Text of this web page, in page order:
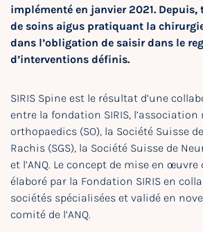
implémenté en janvier 2021.
de soins aigus pratiquant la
dans l’obligation de saisir dans le
d’interventions définis.
SIRIS Spine est le résultat d’une
entre la fondation SIRIS,
orthopaedics (SO), la Société Suisse
Rachis (SGS), la Société Suisse de
et l’ANQ. Le concept de mise en œuvre
élaboré par la Fondation SIRIS en
sociétés spécialisées et validé en
comité de l’ANQ.